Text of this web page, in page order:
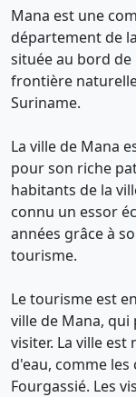
Mana est une
département de
située au bord
frontière
Suriname.
La ville de Mana
pour son riche
habitants de la
connu un essor
années grâce à
tourisme.
Le tourisme est
ville de Mana,
visiter. La ville
d'eau, comme
Fourgassié. Les